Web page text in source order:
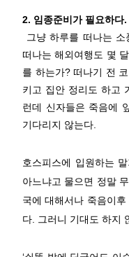
2. 임종준비가 필요하다.
그냥 하루를 떠나는
떠나는 해외여행도 몇
를 하는가? 떠나기 전
키고 집안 정리도 하고
런데 신자들은 죽음에
기다리지 않는다.
호스피스에 입원하는
아느냐고 물으면 정말
국에 대해서나 죽음이
다. 그러니 기대도 하지